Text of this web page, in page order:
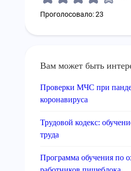
Проголосовало: 23
Вам может быть
Проверки МЧС при
коронавируса
Трудовой кодекс:
труда
Программа обучения по